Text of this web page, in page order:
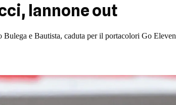
Iannone out
e Bautista, caduta per il portacolori Go Eleven